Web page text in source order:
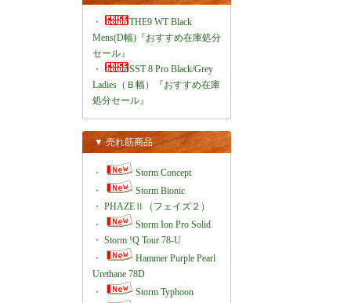
・
THE9 WT Black
Mens(D幅)『おすすめ在庫処分
セール』
・
SST 8 Pro Black/Grey
Ladies（Ｂ幅）『おすすめ在庫
処分セール』
▼ 売れ筋商品
・
Storm Concept
・
Storm Bionic
・ PHAZEⅡ（フェイズ２）
・
Storm Ion Pro Solid
・ Storm !Q Tour 78-U
・
Hammer Purple Pearl
Urethane 78D
・
Storm Typhoon